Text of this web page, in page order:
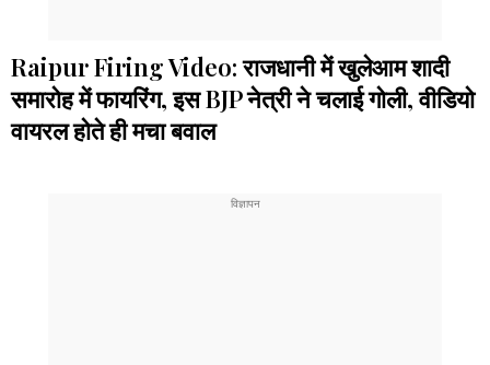
Raipur Firing Video: राजधानी में खुलेआम शादी
समारोह में फायरिंग, इस BJP नेत्री ने चलाई गोली, वीडियो
वायरल होते ही मचा बवाल